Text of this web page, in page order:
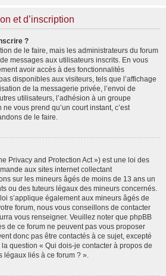
et d’inscription
?
de le faire, mais les administrateurs du forum
messages aux utilisateurs inscrits. En vous
avoir accès à des fonctionnalités
disponibles aux visiteurs, tels que l’affichage
de la messagerie privée, l’envoi de
utilisateurs, l’adhésion à un groupe
ne vous prend qu’un court instant, c’est
de le faire.
Privacy and Protection Act ») est une loi des
aux sites internet collectant
sur les mineurs âgés de moins de 13 ans un
ou des tuteurs légaux des mineurs concernés.
s’applique également aux mineurs âgés de
forum, nous vous conseillons de contacter
vous renseigner. Veuillez noter que phpBB
de ce forum ne peuvent pas vous proposer
donc pas être contactés à ce sujet, excepté
la question « Qui dois-je contacter à propos de
légaux liés à ce forum ? ».